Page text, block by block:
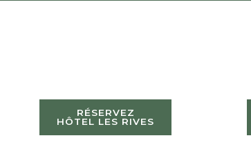
RÉSERVEZ
HÔTEL LES RIVES